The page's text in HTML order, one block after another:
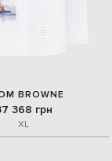
BROWNE
368 грн
XL